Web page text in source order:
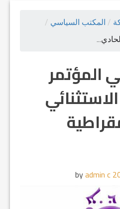
/ المكتب السياسي /
المؤتمر
admin c